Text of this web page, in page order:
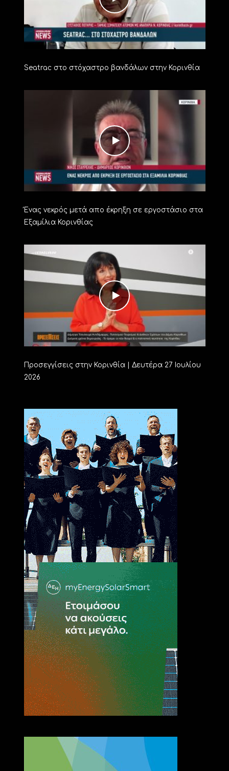
Seatrac στο στόχαστρο βανδάλων στην Κορινθία
Ένας νεκρός μετά απο έκρηξη σε εργοστάσιο στα
Εξαμίλια Κορινθίας
Προσεγγίσεις στην Κορινθία | Δευτέρα 27 Ιουλίου
2026